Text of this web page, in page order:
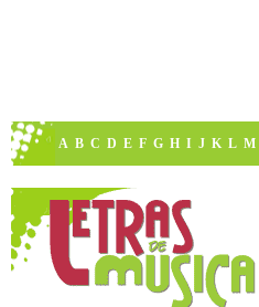
A B C D E F G H I J K L M